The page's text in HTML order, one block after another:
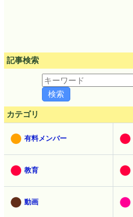
記事検索
カテゴリ
有料メンバー
教育
動画